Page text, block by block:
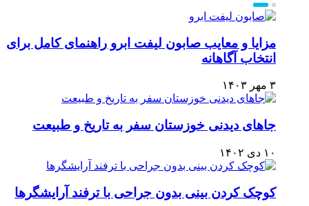
مزایا و معایب صابون لیفت ابرو راهنمای کامل برای
انتخاب آگاهانه
۳ مهر ۱۴۰۳
جاهای دیدنی خوزستان سفر به تاریخ و طبیعت
۱۰ دی ۱۴۰۲
کوچک کردن بینی بدون جراحی با ترفند آرایشگرها